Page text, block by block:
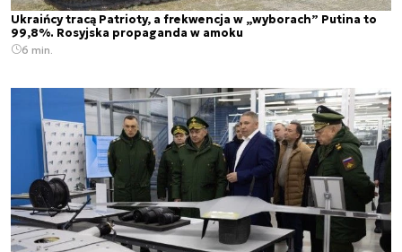
Ukraińcy tracą Patrioty, a frekwencja w „wyborach” Putina to
99,8%. Rosyjska propaganda w amoku
6 min.